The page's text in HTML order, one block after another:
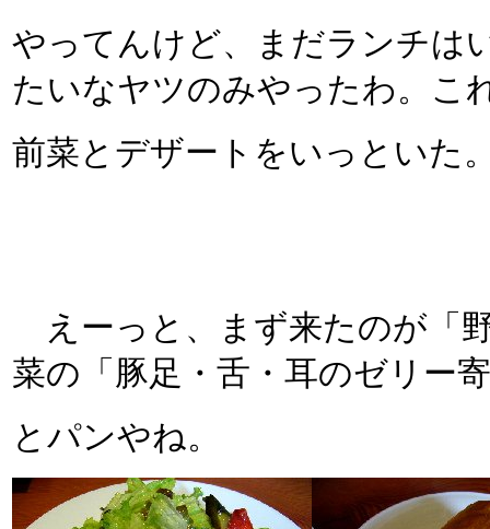
やってんけど、まだランチは
たいなヤツのみやったわ。こ
前菜とデザートをいっといた
えーっと、まず来たのが「
菜の「豚足・舌・耳のゼリー
とパンやね。